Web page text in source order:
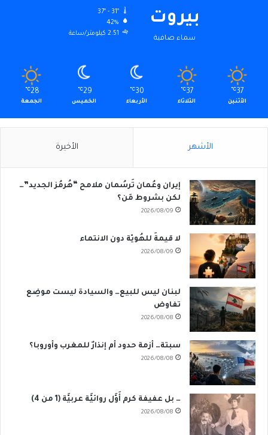
بيروت
سماء صافية
37º - 31º
42%
2.51 كيلومتر/ساعة
37
℃
الأثنين
37
℃
الثلاثاء
30
℃
الأربعاء
29
℃
الخميس
28
℃
الجمعة
الأشهر الأخيرة
إيران وعُمان تَرسُمان ملامح “هُرمُز الجديد”…
لكن بشروط مَن؟
2026/08/09
لا قيمةَ للهُويّة دون الانتماء
2026/08/09
لبنان ليس للبيع… والسيادة ليست موضِع
تفاوض
2026/08/08
سبتة… أزمة حدود أم إنذارٌ للمغرب وأوروبا؟
2026/08/08
… بل عفيفة كرم أَوَّل روائيَّة عربيَّة (1 من 4)
2026/08/08